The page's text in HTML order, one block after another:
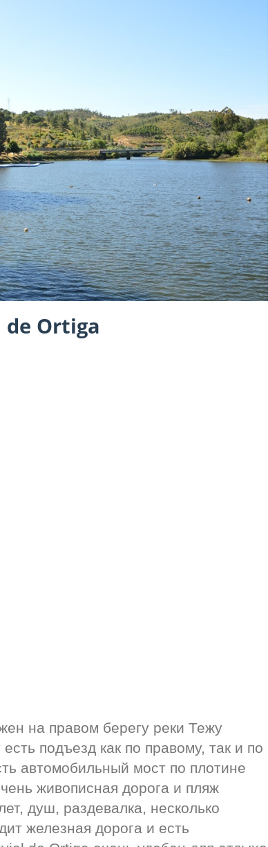
Ortiga
на правом берегу реки Тежу
подъезд как по правому, так и по
автомобильный мост по плотине
живописная дорога и пляж
душ, раздевалка, несколько
железная дорога и есть